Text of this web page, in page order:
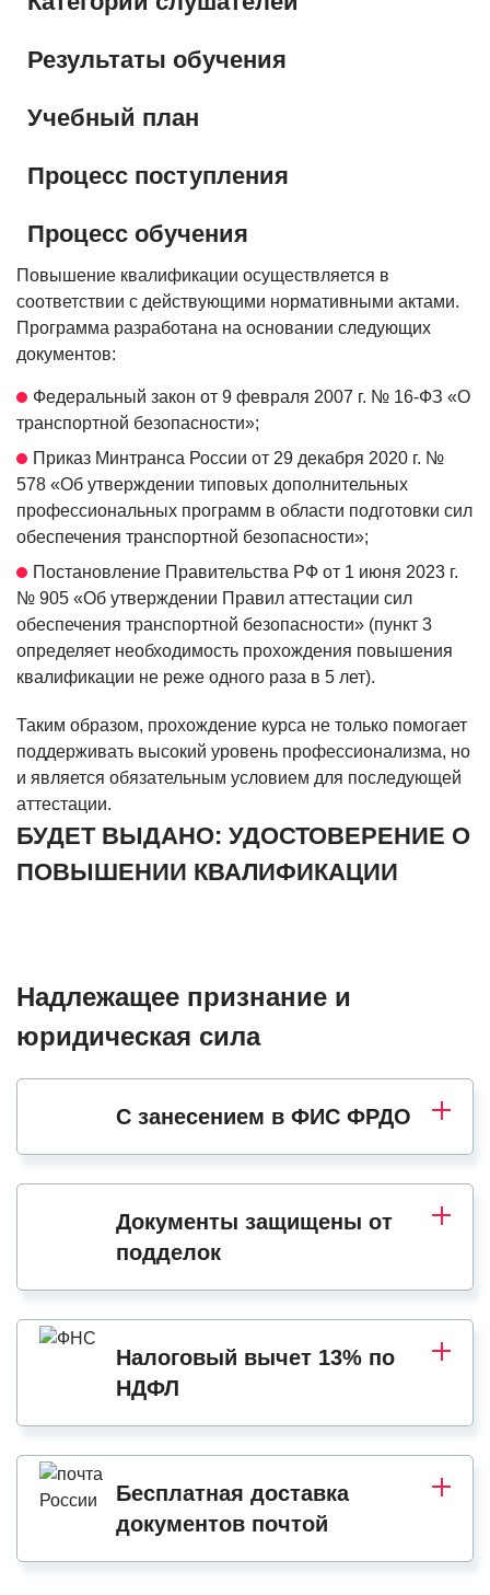
Повышение квалификации осуществляется в
соответствии с действующими нормативными актами.
Программа разработана на основании следующих
документов:
Федеральный закон от 9 февраля 2007 г. № 16-ФЗ «О
транспортной безопасности»;
Приказ Минтранса России от 29 декабря 2020 г. №
578 «Об утверждении типовых дополнительных
профессиональных программ в области подготовки сил
обеспечения транспортной безопасности»;
Постановление Правительства РФ от 1 июня 2023 г.
№ 905 «Об утверждении Правил аттестации сил
обеспечения транспортной безопасности» (пункт 3
определяет необходимость прохождения повышения
квалификации не реже одного раза в 5 лет).
Таким образом, прохождение курса не только помогает
поддерживать высокий уровень профессионализма, но
и является обязательным условием для последующей
аттестации.
Результаты обучения
Учебный план
Процесс поступления
Процесс обучения
БУДЕТ ВЫДАНО: УДОСТОВЕРЕНИЕ О
ПОВЫШЕНИИ КВАЛИФИКАЦИИ
Надлежащее признание и
юридическая сила
С занесением в ФИС ФРДО
Документы защищены от
подделок
Налоговый вычет 13% по
НДФЛ
Бесплатная доставка
документов почтой